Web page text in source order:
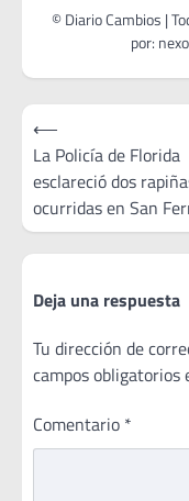
Navegación
de
entradas
⟵
La Policía de Florida
esclareció dos
ocurridas en San
Deja una respuesta
Tu dirección de
campos obligatorios
Comentario *